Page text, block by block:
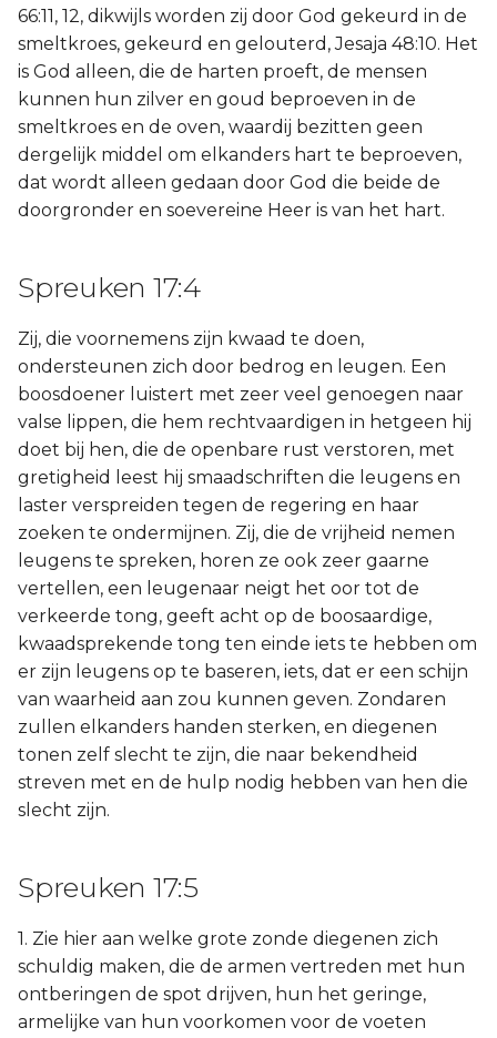
66:11, 12, dikwijls worden zij door God gekeurd in de
smeltkroes, gekeurd en gelouterd, Jesaja 48:10. Het
is God alleen, die de harten proeft, de mensen
kunnen hun zilver en goud beproeven in de
smeltkroes en de oven, waardij bezitten geen
dergelijk middel om elkanders hart te beproeven,
dat wordt alleen gedaan door God die beide de
doorgronder en soevereine Heer is van het hart.
Spreuken 17:4
Zij, die voornemens zijn kwaad te doen,
ondersteunen zich door bedrog en leugen. Een
boosdoener luistert met zeer veel genoegen naar
valse lippen, die hem rechtvaardigen in hetgeen hij
doet bij hen, die de openbare rust verstoren, met
gretigheid leest hij smaadschriften die leugens en
laster verspreiden tegen de regering en haar
zoeken te ondermijnen. Zij, die de vrijheid nemen
leugens te spreken, horen ze ook zeer gaarne
vertellen, een leugenaar neigt het oor tot de
verkeerde tong, geeft acht op de boosaardige,
kwaadsprekende tong ten einde iets te hebben om
er zijn leugens op te baseren, iets, dat er een schijn
van waarheid aan zou kunnen geven. Zondaren
zullen elkanders handen sterken, en diegenen
tonen zelf slecht te zijn, die naar bekendheid
streven met en de hulp nodig hebben van hen die
slecht zijn.
Spreuken 17:5
1. Zie hier aan welke grote zonde diegenen zich
schuldig maken, die de armen vertreden met hun
ontberingen de spot drijven, hun het geringe,
armelijke van hun voorkomen voor de voeten